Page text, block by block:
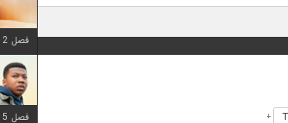
+
فصل 2 قسمت 8 اضافه شد
فصل 5 قسمت 8 اضافه شد